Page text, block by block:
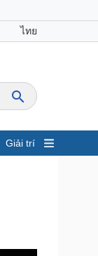
ไทย
Giải trí